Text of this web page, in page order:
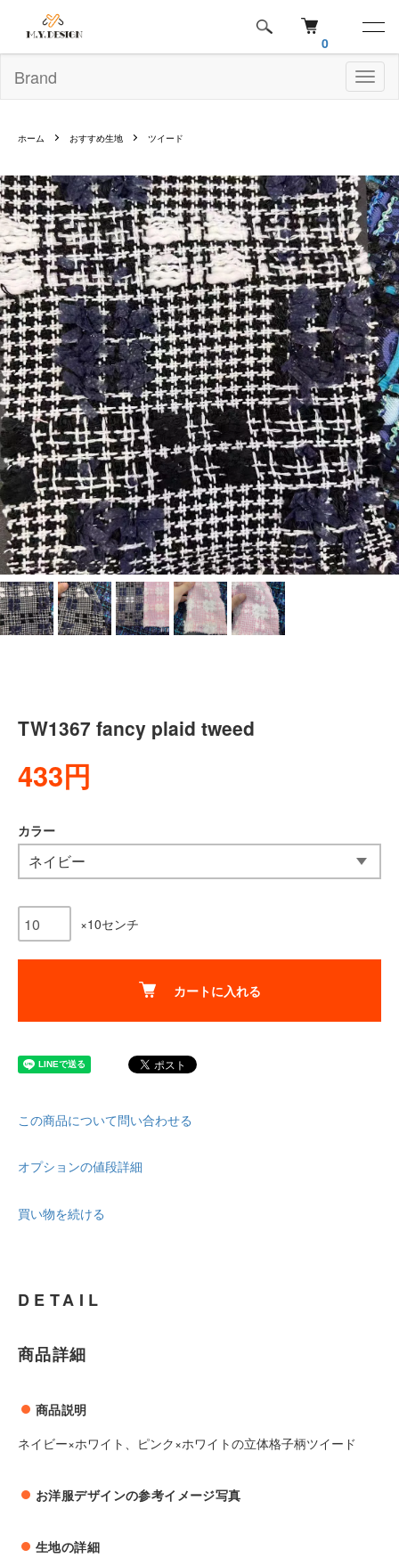
Brand
0
ホーム おすすめ生地 ツイード
TW1367 fancy plaid tweed
433円
カラー
×10センチ
カートに入れる
この商品について問い合わせる
オプションの値段詳細
買い物を続ける
DETAIL
商品詳細
商品説明
ネイビー×ホワイト、ピンク×ホワイトの立体格子柄ツイード
お洋服デザインの参考イメージ写真
生地の詳細